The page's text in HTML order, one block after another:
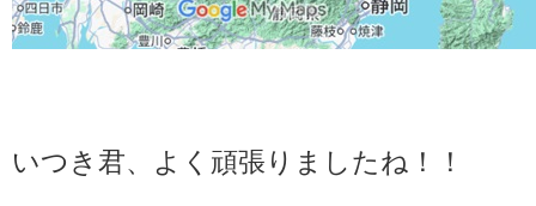
いつき君、よく頑張りましたね！！